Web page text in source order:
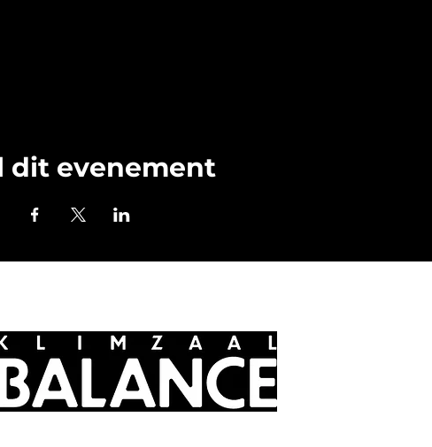
dit evenement